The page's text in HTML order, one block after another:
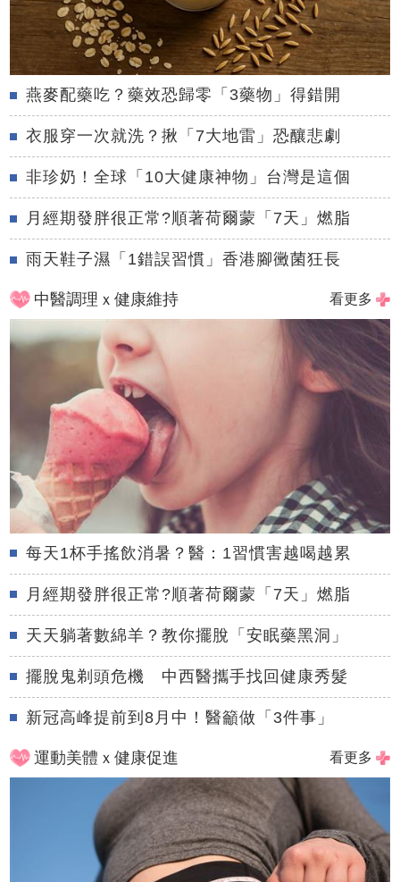
燕麥配藥吃？藥效恐歸零「3藥物」得錯開
衣服穿一次就洗？揪「7大地雷」恐釀悲劇
非珍奶！全球「10大健康神物」台灣是這個
月經期發胖很正常?順著荷爾蒙「7天」燃脂
雨天鞋子濕「1錯誤習慣」香港腳黴菌狂長
中醫調理ｘ健康維持 看更多
每天1杯手搖飲消暑？醫：1習慣害越喝越累
月經期發胖很正常?順著荷爾蒙「7天」燃脂
天天躺著數綿羊？教你擺脫「安眠藥黑洞」
擺脫鬼剃頭危機 中西醫攜手找回健康秀髮
新冠高峰提前到8月中！醫籲做「3件事」
運動美體ｘ健康促進 看更多